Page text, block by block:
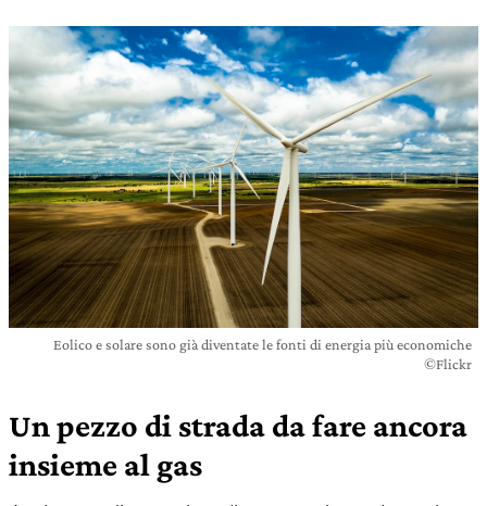
Eolico e solare sono già diventate le fonti di energia più economiche
©Flickr
Un pezzo di strada da fare ancora
insieme al gas